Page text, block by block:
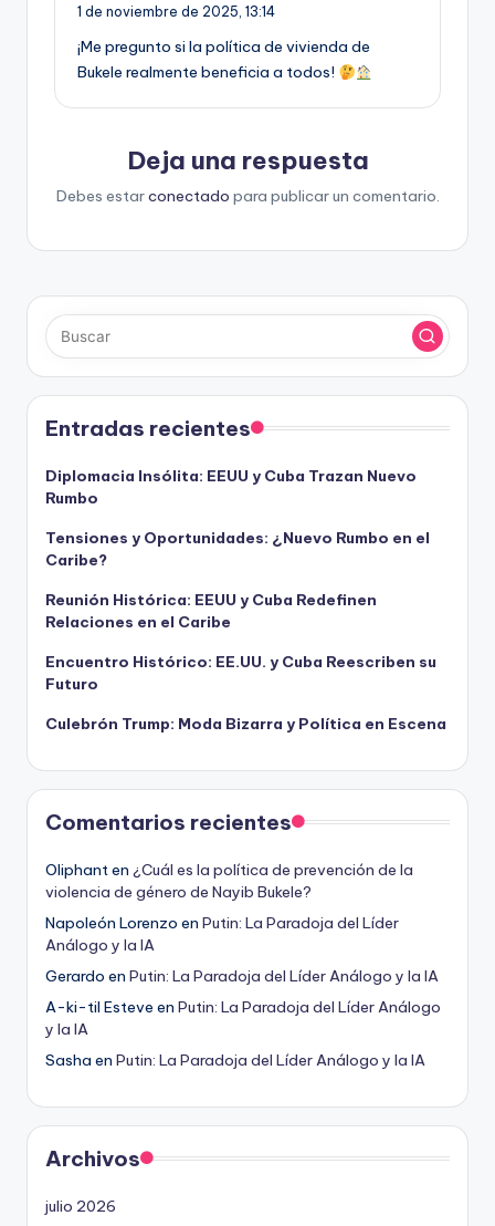
1 de noviembre de 2025, 13:14
¡Me pregunto si la política de vivienda de
Bukele realmente beneficia a todos!
Deja una respuesta
Debes estarconectado para publicar un comentario.
Entradas recientes
Diplomacia Insólita: EEUU y Cuba Trazan Nuevo
Rumbo
Tensiones y Oportunidades: ¿Nuevo Rumbo en el
Caribe?
Reunión Histórica: EEUU y Cuba Redefinen
Relaciones en el Caribe
Encuentro Histórico: EE.UU. y Cuba Reescriben su
Futuro
Culebrón Trump: Moda Bizarra y Política en Escena
Comentarios recientes
Oliphanten ¿Cuál es la política de prevención de la
violencia de género de Nayib Bukele?
Napoleón Lorenzo en Putin: La Paradoja del Líder
Análogo y la IA
Gerardo en Putin: La Paradoja del Líder Análogo y la IA
A-ki-til Esteve en Putin: La Paradoja del Líder Análogo
y la IA
Sasha en Putin: La Paradoja del Líder Análogo y la IA
Archivos
julio 2026